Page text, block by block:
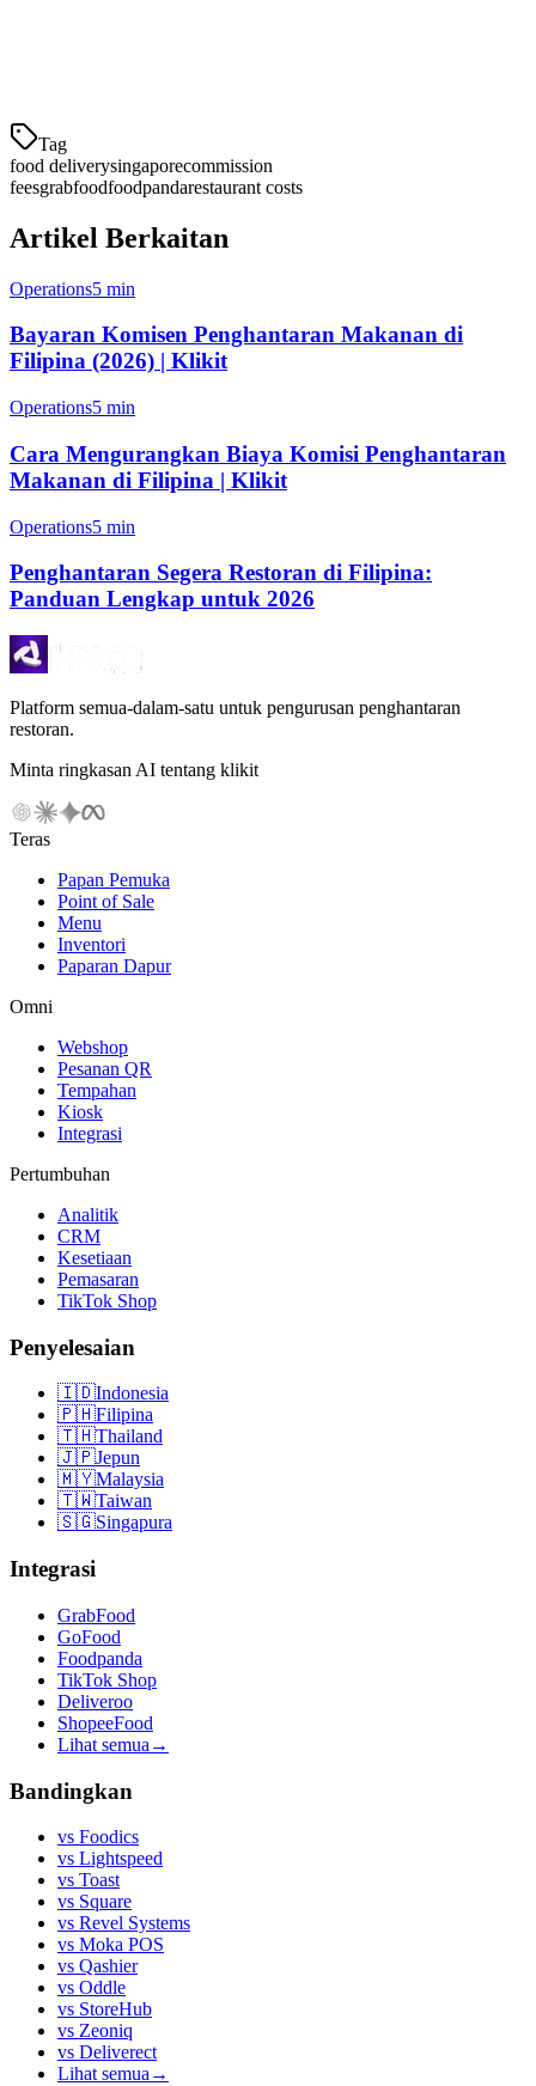
Tag
food deliverysingaporecommission
feesgrabfoodfoodpandarestaurant costs
Artikel Berkaitan
Operations5 min
Bayaran Komisen Penghantaran Makanan di
Filipina (2026) | Klikit
Operations5 min
Cara Mengurangkan Biaya Komisi Penghantaran
Makanan di Filipina | Klikit
Operations5 min
Penghantaran Segera Restoran di Filipina:
Panduan Lengkap untuk 2026
Platform semua-dalam-satu untuk pengurusan penghantaran
restoran.
Minta ringkasan AI tentang klikit
Teras
Papan Pemuka
Point of Sale
Menu
Inventori
Paparan Dapur
Omni
Webshop
Pesanan QR
Tempahan
Kiosk
Integrasi
Pertumbuhan
Analitik
CRM
Kesetiaan
Pemasaran
TikTok Shop
Penyelesaian
🇮🇩Indonesia
🇵🇭Filipina
🇹🇭Thailand
🇯🇵Jepun
🇲🇾Malaysia
🇹🇼Taiwan
🇸🇬Singapura
Integrasi
GrabFood
GoFood
Foodpanda
TikTok Shop
Deliveroo
ShopeeFood
Lihat semua →
Bandingkan
vs Foodics
vs Lightspeed
vs Toast
vs Square
vs Revel Systems
vs Moka POS
vs Qashier
vs Oddle
vs StoreHub
vs Zeoniq
vs Deliverect
Lihat semua →